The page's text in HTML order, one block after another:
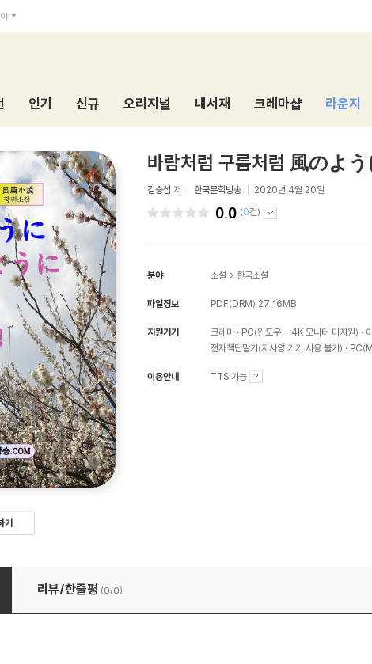
인기 신규 오리지널 내서재 크레마샵 라운지
기
바람처럼 구름처럼 風のよ
김승섭 저 한국문학방송 2020년 4월 20일
0.0 (0건)
분야 소설 > 한국소설
파일정보 PDF(DRM) 27.16MB
지원기기 크레마 PC(윈도우 - 4K 모니터 미지원)
전자책단말기(저사양 기기 사용 불가)
이용안내 TTS 가능
ように 雲のように
리뷰/한줄평 (0/0)